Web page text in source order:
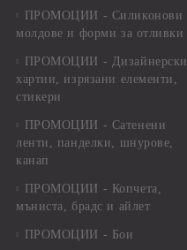
ПРОМОЦИИ - Силиконови
молдове и форми за отливки
ПРОМОЦИИ - Дизайнерски
хартии, изрязани елементи,
стикери
ПРОМОЦИИ - Сатенени
ленти, панделки, шнурове,
канап
ПРОМОЦИИ - Копчета,
мъниста, брадс и айлет
ПРОМОЦИИ - Бои